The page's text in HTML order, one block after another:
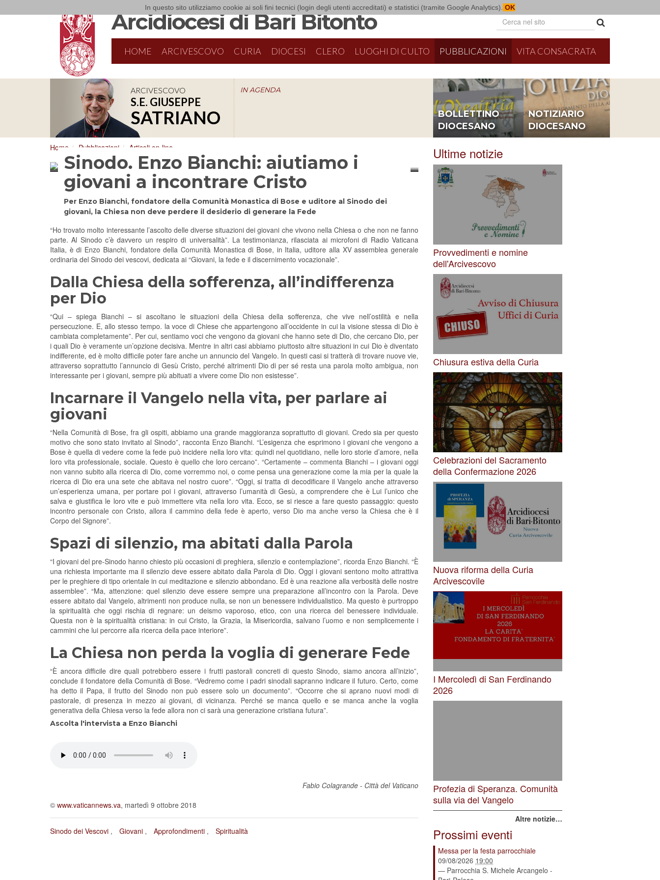
In questo sito utilizziamo cookie ai soli fini tecnici (login degli utenti accreditati) e statistici (tramite Google Analytics). OK
Arcidiocesi di Bari Bitonto
HOME ARCIVESCOVO CURIA DIOCESI CLERO LUOGHI DI CULTO PUBBLICAZIONI VITA CONSACRATA
ARCIVESCOVO
S.E. GIUSEPPE
SATRIANO
IN AGENDA
BOLLETTINO
DIOCESANO
NOTIZIARIO
DIOCESANO
Home Pubblicazioni Articoli on-line
Sinodo. Enzo Bianchi: aiutiamo i
giovani a incontrare Cristo
Per Enzo Bianchi, fondatore della Comunità Monastica di Bose e uditore al Sinodo dei
giovani, la Chiesa non deve perdere il desiderio di generare la Fede
“Ho trovato molto interessante l’ascolto delle diverse situazioni dei giovani che vivono nella Chiesa o che non ne fanno
parte. Al Sinodo c’è davvero un respiro di universalità”. La testimonianza, rilasciata ai microfoni di Radio Vaticana
Italia, è di Enzo Bianchi, fondatore della Comunità Monastica di Bose, in Italia, uditore alla XV assemblea generale
ordinaria del Sinodo dei vescovi, dedicata ai “Giovani, la fede e il discernimento vocazionale”.
Dalla Chiesa della sofferenza, all’indifferenza
per Dio
“Qui – spiega Bianchi – si ascoltano le situazioni della Chiesa della sofferenza, che vive nell’ostilità e nella
persecuzione. E, allo stesso tempo. la voce di Chiese che appartengono all’occidente in cui la visione stessa di Dio è
cambiata completamente”. Per cui, sentiamo voci che vengono da giovani che hanno sete di Dio, che cercano Dio, per
i quali Dio è veramente un’opzione decisiva. Mentre in altri casi abbiamo piuttosto altre situazioni in cui Dio è diventato
indifferente, ed è molto difficile poter fare anche un annuncio del Vangelo. In questi casi si tratterà di trovare nuove vie,
attraverso soprattutto l’annuncio di Gesù Cristo, perché altrimenti Dio di per sé resta una parola molto ambigua, non
interessante per i giovani, sempre più abituati a vivere come Dio non esistesse”.
Incarnare il Vangelo nella vita, per parlare ai
giovani
“Nella Comunità di Bose, fra gli ospiti, abbiamo una grande maggioranza soprattutto di giovani. Credo sia per questo
motivo che sono stato invitato al Sinodo”, racconta Enzo Bianchi. “L’esigenza che esprimono i giovani che vengono a
Bose è quella di vedere come la fede può incidere nella loro vita: quindi nel quotidiano, nelle loro storie d’amore, nella
loro vita professionale, sociale. Questo è quello che loro cercano”. “Certamente – commenta Bianchi – i giovani oggi
non vanno subito alla ricerca di Dio, come vorremmo noi, o come pensa una generazione come la mia per la quale la
ricerca di Dio era una sete che abitava nel nostro cuore”. “Oggi, si tratta di decodificare il Vangelo anche attraverso
un’esperienza umana, per portare poi i giovani, attraverso l’umanità di Gesù, a comprendere che è Lui l’unico che
salva e giustifica le loro vite e può immettere vita nella loro vita. Ecco, se si riesce a fare questo passaggio: questo
incontro personale con Cristo, allora il cammino della fede è aperto, verso Dio ma anche verso la Chiesa che è il
Corpo del Signore”.
Spazi di silenzio, ma abitati dalla Parola
“I giovani del pre-Sinodo hanno chiesto più occasioni di preghiera, silenzio e contemplazione”, ricorda Enzo Bianchi. “È
una richiesta importante ma il silenzio deve essere abitato dalla Parola di Dio. Oggi i giovani sentono molto attrattiva
per le preghiere di tipo orientale in cui meditazione e silenzio abbondano. Ed è una reazione alla verbosità delle nostre
assemblee”. “Ma, attenzione: quel silenzio deve essere sempre una preparazione all’incontro con la Parola. Deve
essere abitato dal Vangelo, altrimenti non produce nulla, se non un benessere individualistico. Ma questo è purtroppo
la spiritualità che oggi rischia di regnare: un deismo vaporoso, etico, con una ricerca del benessere individuale.
Questa non è la spiritualità cristiana: in cui Cristo, la Grazia, la Misericordia, salvano l’uomo e non semplicemente i
cammini che lui percorre alla ricerca della pace interiore”.
La Chiesa non perda la voglia di generare Fede
“È ancora difficile dire quali potrebbero essere i frutti pastorali concreti di questo Sinodo, siamo ancora all’inizio”,
conclude il fondatore della Comunità di Bose. “Vedremo come i padri sinodali sapranno indicare il futuro. Certo, come
ha detto il Papa, il frutto del Sinodo non può essere solo un documento”. “Occorre che si aprano nuovi modi di
pastorale, di presenza in mezzo ai giovani, di vicinanza. Perché se manca quello e se manca anche la voglia
generativa della Chiesa verso la fede allora non ci sarà una generazione cristiana futura”.
Ascolta l'intervista a Enzo Bianchi
Fabio Colagrande - Città del Vaticano
© www.vaticannews.va, martedì 9 ottobre 2018
Sinodo dei Vescovi Giovani Approfondimenti Spiritualità
Ultime notizie
Provvedimenti e nomine
dell'Arcivescovo
Chiusura estiva della Curia
Celebrazioni del Sacramento
della Confermazione 2026
Nuova riforma della Curia
Arcivescovile
I Mercoledì di San Ferdinando
2026
Profezia di Speranza. Comunità
sulla via del Vangelo
Altre notizie…
Prossimi eventi
Messa per la festa parrocchiale
09/08/2026 19:00
— Parrocchia S. Michele Arcangelo -